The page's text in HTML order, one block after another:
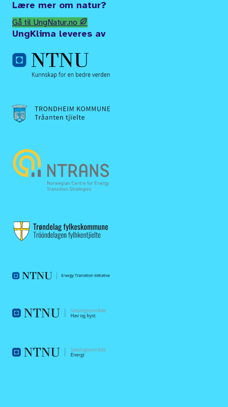
Lære mer om natur?
Gå til UngNatur.no
UngKlima leveres av